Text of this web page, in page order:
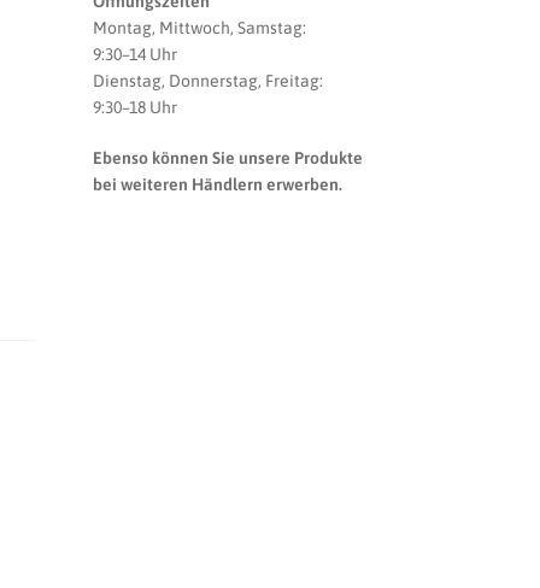
Montag, Mittwoch, Samstag:
9:30–14 Uhr
Dienstag, Donnerstag, Freitag:
9:30–18 Uhr
Ebenso können Sie unsere Produkte
bei weiteren Händlern erwerben.